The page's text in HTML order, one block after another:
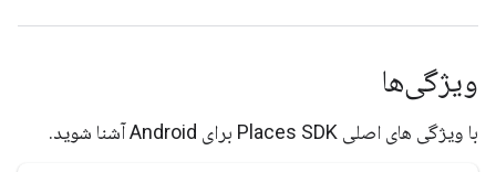
ویژگی‌ها
با ویژگی های اصلی Places SDK برای Android آشنا شوید.